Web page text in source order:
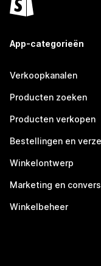
App-categorieën
Verkoopkanalen
Producten zoeken
Producten verkopen
Bestellingen en
Winkelontwerp
Marketing en
Winkelbeheer